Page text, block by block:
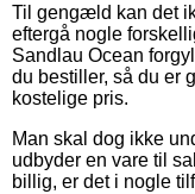
Til gengæld kan det
eftergå nogle
Sandlau Ocean
du bestiller, så du er
kostelige pris.
Man skal dog ikke
udbyder en vare til
billig, er det i nogle